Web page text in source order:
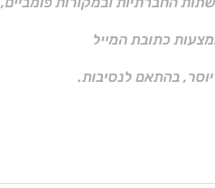
כתובת המייל
בהתאם לנסיבות.